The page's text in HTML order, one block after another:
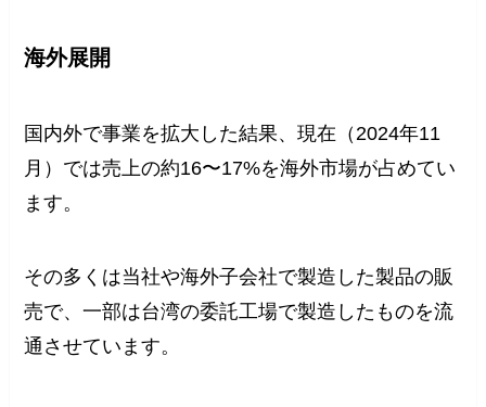
海外展開
国内外で事業を拡大した結果、現在（2024年11
月）では売上の約16〜17%を海外市場が占めてい
ます。
その多くは当社や海外子会社で製造した製品の販
売で、一部は台湾の委託工場で製造したものを流
通させています。